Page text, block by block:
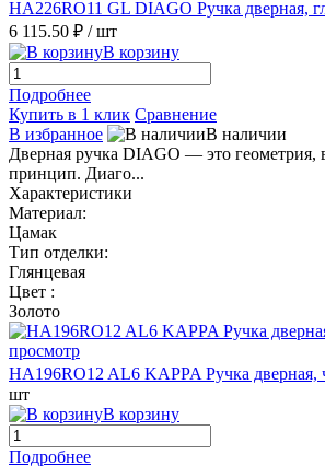
HA226RO11 GL DIAGO Ручка дверная,
6 115.50 ₽ / шт
В корзину
Подробнее
Купить в 1 клик Сравнение
В избранное
В наличии
Дверная ручка DIAGO — это геометрия,
принцип. Диаго...
Характеристики
Материал:
Цамак
Тип отделки:
Глянцевая
Цвет :
Золото
просмотр
HA196RO12 AL6 KAPPA Ручка дверная,
шт
В корзину
Подробнее